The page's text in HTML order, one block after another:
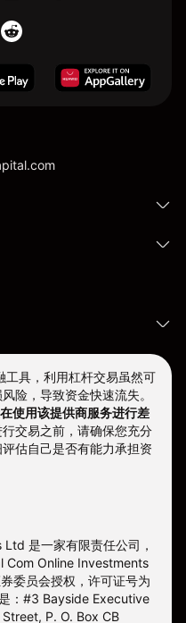
工具，利用杠杆交易虽然可
险，导致资金快速流失。
使用该提供商服务进行差
交易之前，请确保您充分
估自己是否有能力承担资
是一家有限责任公司，
Com Online Investments
委员会授权，许可证号为
：#3 Bayside Executive
P. O. Box CB